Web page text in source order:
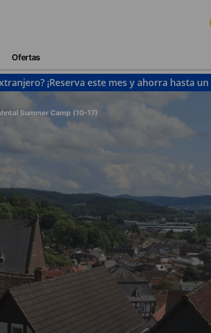
Ofertas
¡Reserva este mes y ahorra hasta un
Summer Camp (10-17)